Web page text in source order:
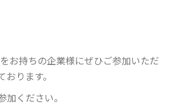
お持ちの企業様にぜひご参加いただ
ります。
ください。